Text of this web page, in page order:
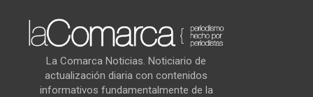
La Comarca Noticias. Noticiario de
actualización diaria con contenidos
informativos fundamentalmente de la